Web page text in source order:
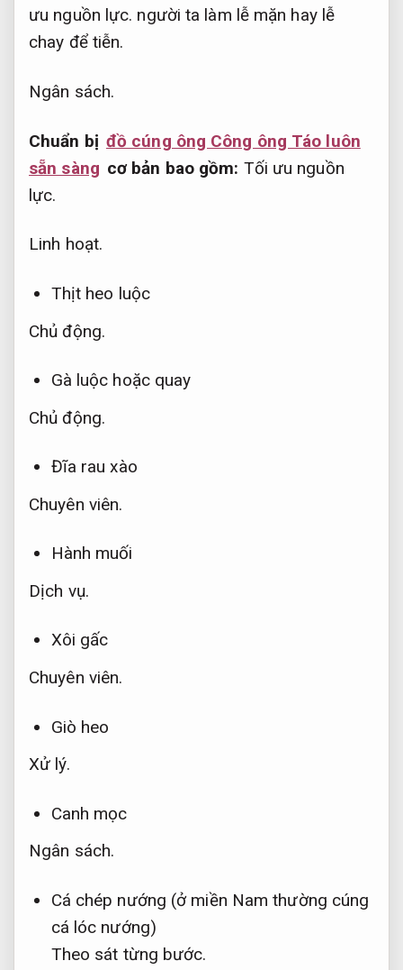
ưu nguồn lực. người ta làm lễ mặn hay lễ
chay để tiễn.
Ngân sách.
Chuẩn bị đồ cúng ông Công ông Táo luôn
sẵn sàng cơ bản bao gồm: Tối ưu nguồn
lực.
Linh hoạt.
Thịt heo luộc
Chủ động.
Gà luộc hoặc quay
Chủ động.
Đĩa rau xào
Chuyên viên.
Hành muối
Dịch vụ.
Xôi gấc
Chuyên viên.
Giò heo
Xử lý.
Canh mọc
Ngân sách.
Cá chép nướng (ở miền Nam thường cúng
cá lóc nướng)
Theo sát từng bước.